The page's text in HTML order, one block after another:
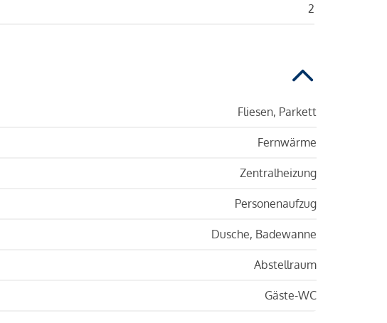
2
Fliesen, Parkett
Fernwärme
Zentralheizung
Personenaufzug
Dusche, Badewanne
Abstellraum
Gäste-WC